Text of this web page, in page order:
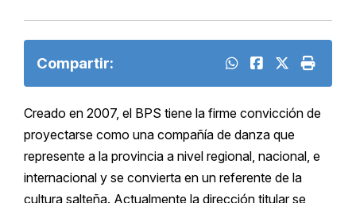
Compartir:
Creado en 2007, el BPS tiene la firme convicción de
proyectarse como una compañía de danza que
represente a la provincia a nivel regional, nacional, e
internacional y se convierta en un referente de la
cultura salteña. Actualmente la dirección titular se